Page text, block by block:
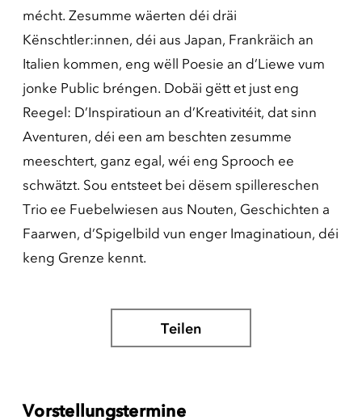
mécht. Zesumme wäerten déi dräi
Kënschtler:innen, déi aus Japan, Frankräich an
Italien kommen, eng wëll Poesie an d’Liewe vum
jonke Public bréngen. Dobäi gëtt et just eng
Reegel: D’Inspiratioun an d’Kreativitéit, dat sinn
Aventuren, déi een am beschten zesumme
meeschtert, ganz egal, wéi eng Sprooch ee
schwätzt. Sou entsteet bei dësem spillereschen
Trio ee Fuebelwiesen aus Nouten, Geschichten a
Faarwen, d’Spigelbild vun enger Imaginatioun, déi
keng Grenze kennt.
Teilen
Vorstellungstermine